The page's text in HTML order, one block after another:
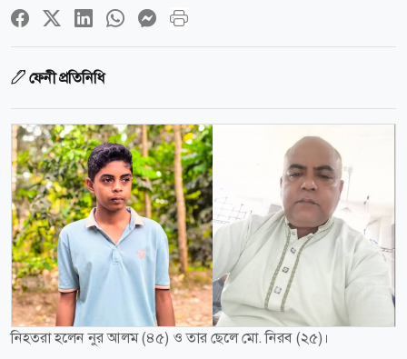
ফেনী প্রতিনিধি
নিহতরা হলেন নুর আলম (৪৫) ও তার ছেলে মো. নিরব (২৫)।